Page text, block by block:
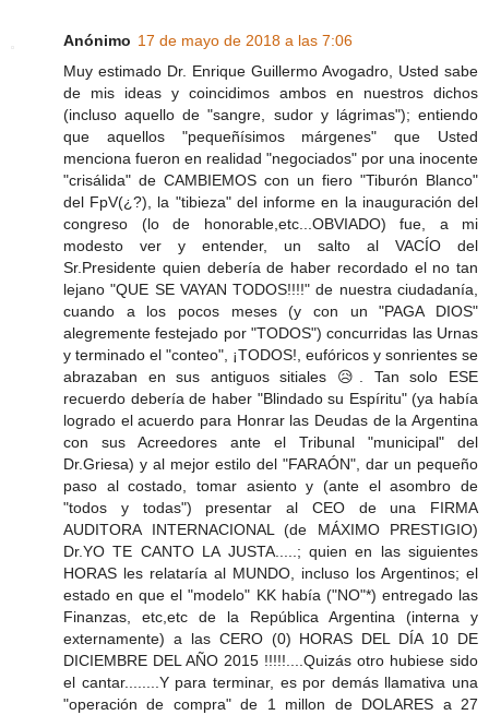
Anónimo 17 de mayo de 2018 a las 7:06
Muy estimado Dr. Enrique Guillermo Avogadro, Usted sabe
de mis ideas y coincidimos ambos en nuestros dichos
(incluso aquello de "sangre, sudor y lágrimas"); entiendo
que aquellos "pequeñísimos márgenes" que Usted
menciona fueron en realidad "negociados" por una inocente
"crisálida" de CAMBIEMOS con un fiero "Tiburón Blanco"
del FpV(¿?), la "tibieza" del informe en la inauguración del
congreso (lo de honorable,etc...OBVIADO) fue, a mi
modesto ver y entender, un salto al VACÍO del
Sr.Presidente quien debería de haber recordado el no tan
lejano "QUE SE VAYAN TODOS!!!!" de nuestra ciudadanía,
cuando a los pocos meses (y con un "PAGA DIOS"
alegremente festejado por "TODOS") concurridas las Urnas
y terminado el "conteo", ¡TODOS!, eufóricos y sonrientes se
abrazaban en sus antiguos sitiales 😥. Tan solo ESE
recuerdo debería de haber "Blindado su Espíritu" (ya había
logrado el acuerdo para Honrar las Deudas de la Argentina
con sus Acreedores ante el Tribunal "municipal" del
Dr.Griesa) y al mejor estilo del "FARAÓN", dar un pequeño
paso al costado, tomar asiento y (ante el asombro de
"todos y todas") presentar al CEO de una FIRMA
AUDITORA INTERNACIONAL (de MÁXIMO PRESTIGIO)
Dr.YO TE CANTO LA JUSTA.....; quien en las siguientes
HORAS les relataría al MUNDO, incluso los Argentinos; el
estado en que el "modelo" KK había ("NO"*) entregado las
Finanzas, etc,etc de la República Argentina (interna y
externamente) a las CERO (0) HORAS DEL DÍA 10 DE
DICIEMBRE DEL AÑO 2015 !!!!!....Quizás otro hubiese sido
el cantar........Y para terminar, es por demás llamativa una
"operación de compra" de 1 millon de DOLARES a 27